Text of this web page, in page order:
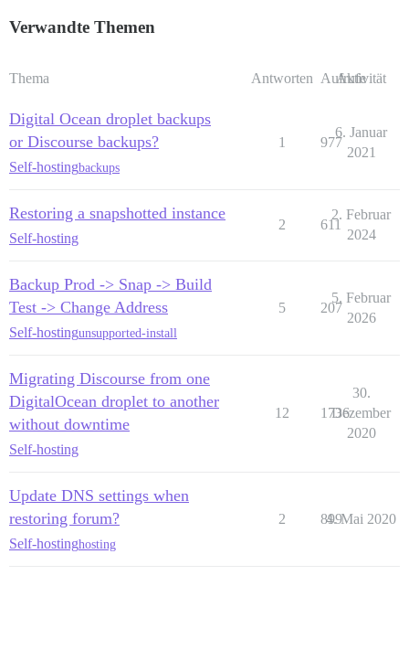
Verwandte Themen
Thema Antworten Aufrufe
Aktivität
Digital Ocean droplet backups
or Discourse backups?
Self-hostingbackups
1 977
6. Januar
2021
Restoring a snapshotted instance
Self-hosting
2 611
2. Februar
2024
Backup Prod -> Snap -> Build
Test -> Change Address
Self-hostingunsupported-install
5 207
5. Februar
2026
Migrating Discourse from one
DigitalOcean droplet to another
without downtime
Self-hosting
12 1736
30.
Dezember
2020
Update DNS settings when
restoring forum?
Self-hostinghosting
2 899
4. Mai 2020